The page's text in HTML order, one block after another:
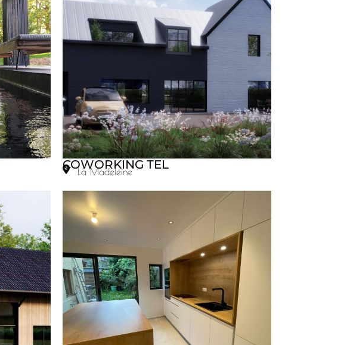
COWORKING TEL
La Madeleine